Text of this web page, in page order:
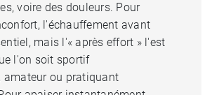
voire des douleurs. Pour
l'échauffement avant
mais l'« après effort » l'est
l'on soit sportif
amateur ou pratiquant